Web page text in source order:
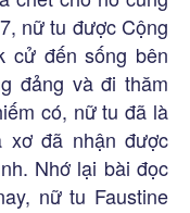
nữ tu được Cộng
cử đến sống bên
đảng và đi thăm
có, nữ tu đã là
xơ đã nhận được
Nhớ lại bài đọc
nữ tu Faustine